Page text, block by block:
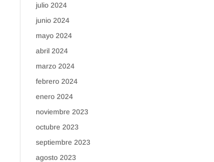
julio 2024
junio 2024
mayo 2024
abril 2024
marzo 2024
febrero 2024
enero 2024
noviembre 2023
octubre 2023
septiembre 2023
agosto 2023